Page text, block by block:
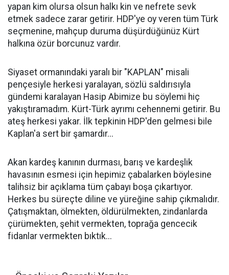
yapan kim olursa olsun halkı kin ve nefrete sevk
etmek sadece zarar getirir. HDP'ye oy veren tüm Türk
seçmenine, mahçup duruma düşürdüğünüz Kürt
halkına özür borcunuz vardır.
Siyaset ormanındaki yaralı bir "KAPLAN" misali
pençesiyle herkesi yaralayan, sözlü saldırısıyla
gündemi karalayan Hasip Abimize bu söylemi hiç
yakıştıramadım. Kürt-Türk ayrımı cehennemi getirir. Bu
ateş herkesi yakar. İlk tepkinin HDP'den gelmesi bile
Kaplan'a sert bir şamardır...
Akan kardeş kanının durması, barış ve kardeşlik
havasının esmesi için hepimiz çabalarken böylesine
talihsiz bir açıklama tüm çabayı boşa çıkartıyor.
Herkes bu süreçte diline ve yüreğine sahip çıkmalıdır.
Çatışmaktan, ölmekten, öldürülmekten, zindanlarda
çürümekten, şehit vermekten, toprağa gencecik
fidanlar vermekten bıktık...